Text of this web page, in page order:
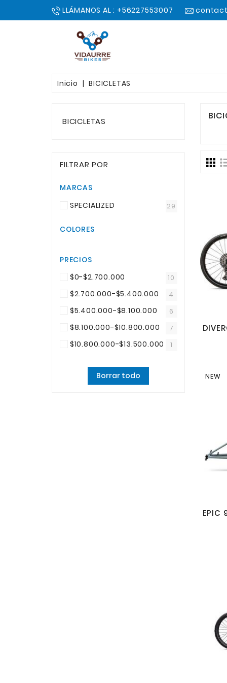
LLÁMANOS AL : +56227553007
Inicio BICICLETAS
BICICLETAS
FILTRAR POR
MARCAS
SPECIALIZED
29
COLORES
PRECIOS
$0-$2.700.000
10
$2.700.000-$5.400.000 4
$5.400.000-$8.100.000 6
$8.100.000-$10.800.000 7
$10.800.000-$13.500.000 1
Borrar todo NEW